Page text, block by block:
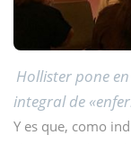
Hollister pone
integral de
Y es que, como